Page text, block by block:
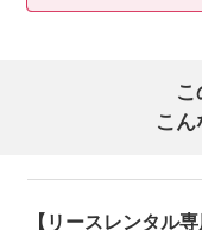
こ
こ
【リースレンタル